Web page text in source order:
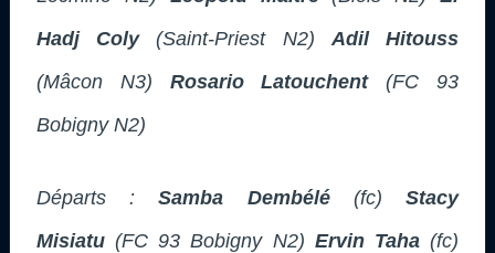
Hadj Coly(Saint-Priest N2) Adil Hitouss
(Mâcon N3) Rosario Latouchent(FC 93
Bobigny N2)
Départs : Samba Dembélé (fc)Stacy
Misiatu(FC 93 Bobigny N2) Ervin Taha(fc)